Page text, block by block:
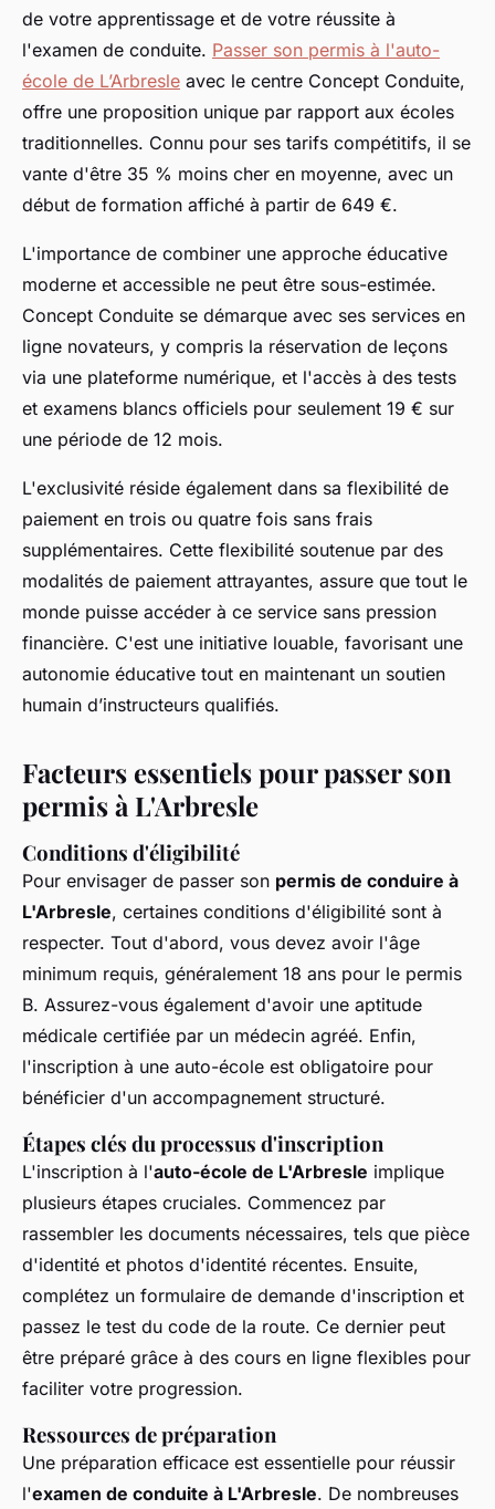
de votre apprentissage et de votre réussite à
l'examen de conduite. Passer son permis à l'auto-
école de L’Arbresle avec le centre Concept Conduite,
offre une proposition unique par rapport aux écoles
traditionnelles. Connu pour ses tarifs compétitifs, il se
vante d'être 35 % moins cher en moyenne, avec un
début de formation affiché à partir de 649 €.
L'importance de combiner une approche éducative
moderne et accessible ne peut être sous-estimée.
Concept Conduite se démarque avec ses services en
ligne novateurs, y compris la réservation de leçons
via une plateforme numérique, et l'accès à des tests
et examens blancs officiels pour seulement 19 € sur
une période de 12 mois.
L'exclusivité réside également dans sa flexibilité de
paiement en trois ou quatre fois sans frais
supplémentaires. Cette flexibilité soutenue par des
modalités de paiement attrayantes, assure que tout le
monde puisse accéder à ce service sans pression
financière. C'est une initiative louable, favorisant une
autonomie éducative tout en maintenant un soutien
humain d’instructeurs qualifiés.
Facteurs essentiels pour passer son
permis à L'Arbresle
Conditions d'éligibilité
Pour envisager de passer son permis de conduire à
L'Arbresle, certaines conditions d'éligibilité sont à
respecter. Tout d'abord, vous devez avoir l'âge
minimum requis, généralement 18 ans pour le permis
B. Assurez-vous également d'avoir une aptitude
médicale certifiée par un médecin agréé. Enfin,
l'inscription à une auto-école est obligatoire pour
bénéficier d'un accompagnement structuré.
Étapes clés du processus d'inscription
L'inscription à l'auto-école de L'Arbresle implique
plusieurs étapes cruciales. Commencez par
rassembler les documents nécessaires, tels que pièce
d'identité et photos d'identité récentes. Ensuite,
complétez un formulaire de demande d'inscription et
passez le test du code de la route. Ce dernier peut
être préparé grâce à des cours en ligne flexibles pour
faciliter votre progression.
Ressources de préparation
Une préparation efficace est essentielle pour réussir
l'examen de conduite à L'Arbresle. De nombreuses